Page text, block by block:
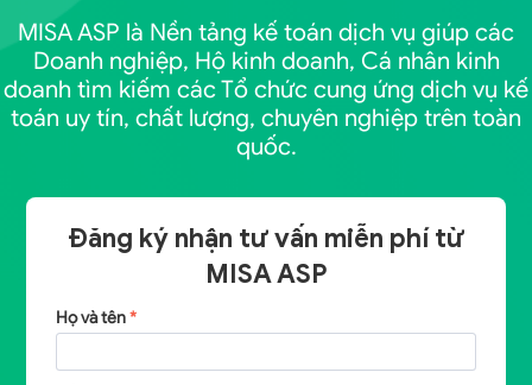
MISA ASP là Nền tảng kế toán dịch vụ giúp các
Doanh nghiệp, Hộ kinh doanh, Cá nhân kinh
doanh tìm kiếm các Tổ chức cung ứng dịch vụ kế
toán uy tín, chất lượng, chuyên nghiệp trên toàn
quốc.
Đăng ký nhận tư vấn miễn phí từ
MISA ASP
Họ và tên*